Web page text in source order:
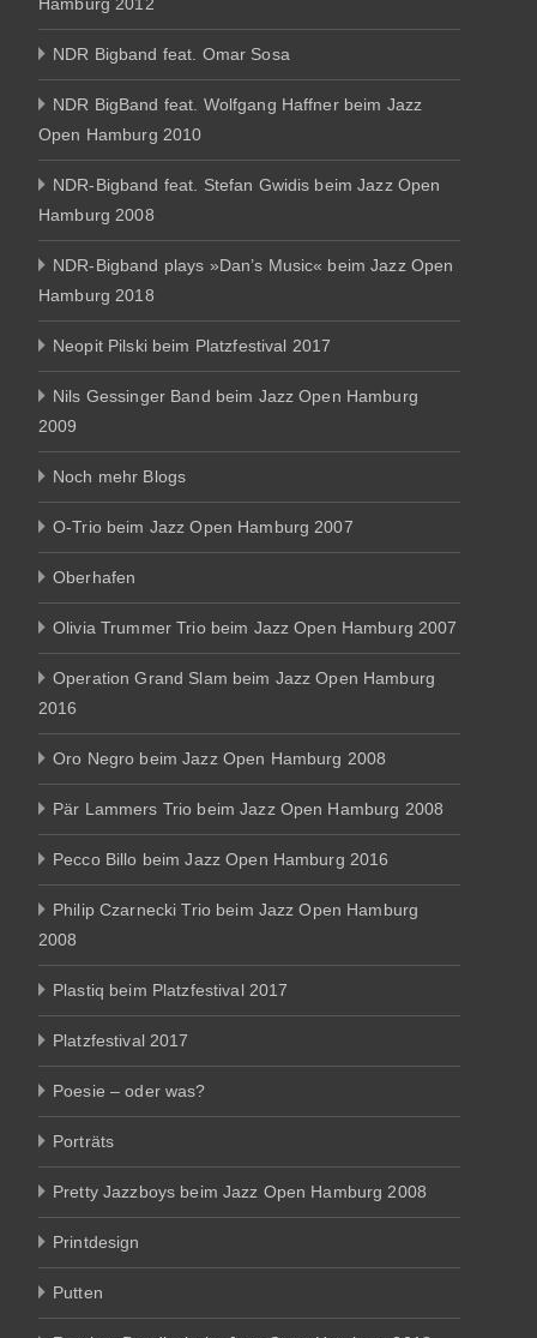
NDR Bigband feat. Omar Sosa
NDR BigBand feat. Wolfgang Haffner beim Jazz
Open Hamburg 2010
NDR-Bigband feat. Stefan Gwidis beim Jazz Open
Hamburg 2008
NDR-Bigband plays »Dan’s Music« beim Jazz Open
Hamburg 2018
Neopit Pilski beim Platzfestival 2017
Nils Gessinger Band beim Jazz Open Hamburg
2009
Noch mehr Blogs
O-Trio beim Jazz Open Hamburg 2007
Oberhafen
Olivia Trummer Trio beim Jazz Open Hamburg 2007
Operation Grand Slam beim Jazz Open Hamburg
2016
Oro Negro beim Jazz Open Hamburg 2008
Pär Lammers Trio beim Jazz Open Hamburg 2008
Pecco Billo beim Jazz Open Hamburg 2016
Philip Czarnecki Trio beim Jazz Open Hamburg
2008
Plastiq beim Platzfestival 2017
Platzfestival 2017
Poesie – oder was?
Porträts
Pretty Jazzboys beim Jazz Open Hamburg 2008
Printdesign
Putten